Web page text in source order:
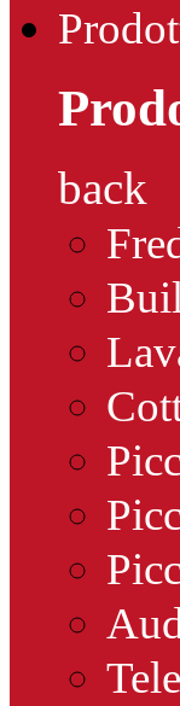
back